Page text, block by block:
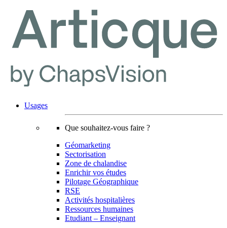
Usages
Que souhaitez-vous faire ?
Géomarketing
Sectorisation
Zone de chalandise
Enrichir vos études
Pilotage Géographique
RSE
Activités hospitalières
Ressources humaines
Etudiant – Enseignant